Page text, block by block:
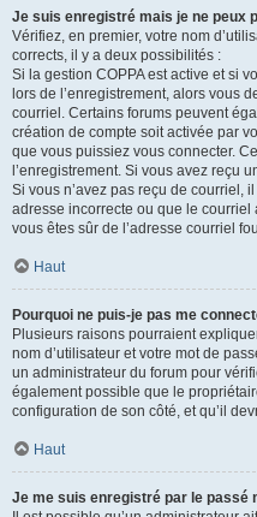
Je suis enregistré mais je ne peux
Vérifiez, en premier, votre nom
corrects, il y a deux possibilités :
Si la gestion COPPA est active et si
lors de l’enregistrement, alors vous
courriel. Certains forums peuvent
création de compte soit activée par
que vous puissiez vous connecter.
l’enregistrement. Si vous avez reçu
Si vous n’avez pas reçu de courriel,
adresse incorrecte ou que le courriel
vous êtes sûr de l’adresse courriel
Haut
Pourquoi ne puis-je pas me
Plusieurs raisons pourraient
nom d’utilisateur et votre mot de
un administrateur du forum pour
également possible que le
configuration de son côté, et qu’il
Haut
Je me suis enregistré par le passé